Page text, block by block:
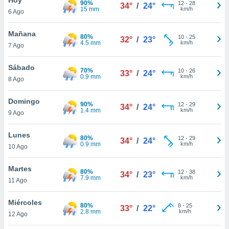
en
más
nuestra
de
cookies
aceptar
6 Ago
90%
15 mm
34° / 24° 12- 28
km/h
Mañana
7 Ago
80%
4.5 mm
32° / 23° 10- 25
km/h
Sábado
8 Ago
70%
0.9 mm
33° / 24° 10- 26
km/h
Domingo
9 Ago
90%
1.4 mm
34° / 24° 12- 29
km/h
Lunes
10 Ago
80%
0.9 mm
34° / 24° 12- 29
km/h
Martes
11 Ago
80%
7.9 mm
34° / 23° 12- 38
km/h
Miércoles
12 Ago
80%
2.8 mm
33° / 22° 8- 25
km/h